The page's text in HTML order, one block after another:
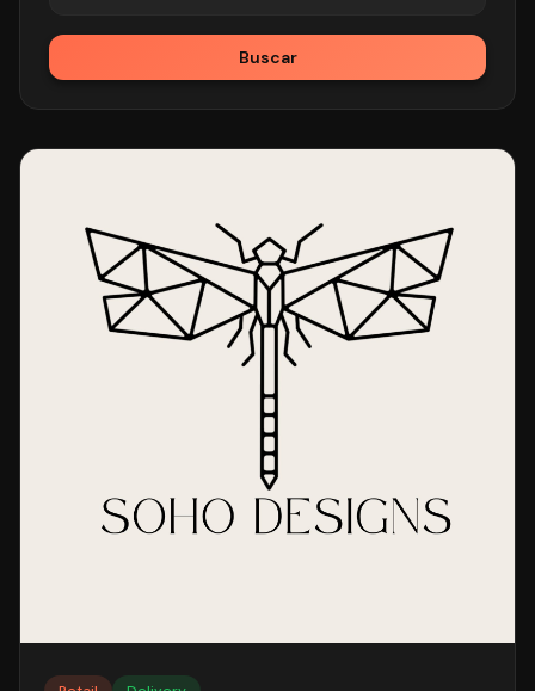
Buscar